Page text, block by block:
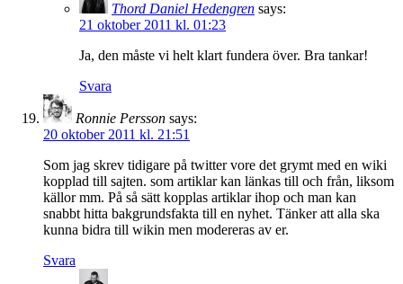
Thord Daniel Hedengren says:
21 oktober 2011 kl. 01:23
Ja, den måste vi helt klart fundera över. Bra tankar!
Svara
Ronnie Persson says:
20 oktober 2011 kl. 21:51
Som jag skrev tidigare på twitter vore det grymt med en wiki
kopplad till sajten. som artiklar kan länkas till och från, liksom
källor mm. På så sätt kopplas artiklar ihop och man kan
snabbt hitta bakgrundsfakta till en nyhet. Tänker att alla ska
kunna bidra till wikin men modereras av er.
Svara